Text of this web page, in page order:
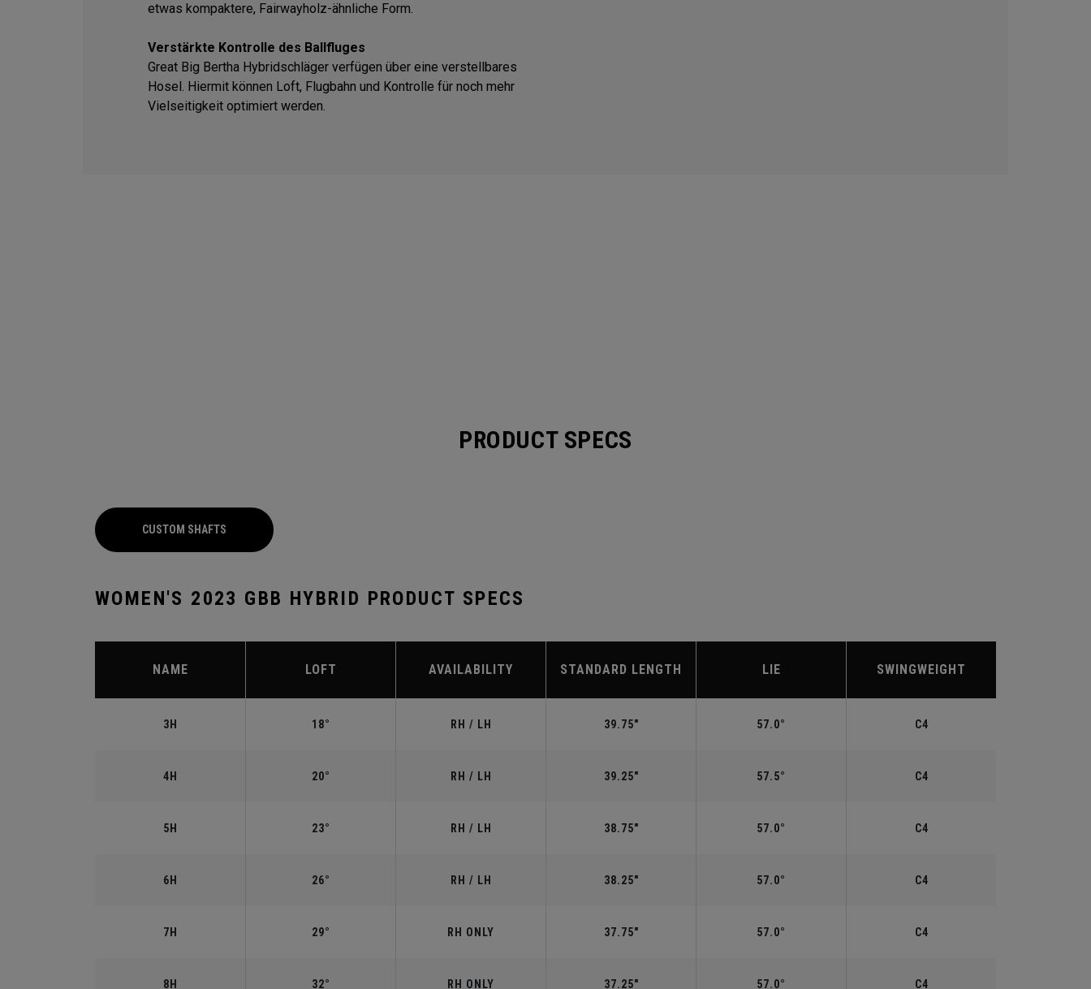
etwas kompaktere, Fairwayholz-ähnliche Form.
Verstärkte Kontrolle des Ballfluges
Great Big Bertha Hybridschläger verfügen über eine verstellbares
Hosel. Hiermit können Loft, Flugbahn und Kontrolle für noch mehr
Vielseitigkeit optimiert werden.
PRODUCT SPECS
CUSTOM SHAFTS
WOMEN'S 2023 GBB HYBRID PRODUCT SPECS
NAME LOFT AVAILABILITY STANDARD LENGTH LIE SWINGWEIGHT
3H 18° RH / LH 39.75" 57.0° C4
4H 20° RH / LH 39.25" 57.5° C4
5H 23° RH / LH 38.75" 57.0° C4
6H 26° RH / LH 38.25" 57.0° C4
7H 29° RH ONLY 37.75" 57.0° C4
8H 32° RH ONLY 37.25" 57.0° C4